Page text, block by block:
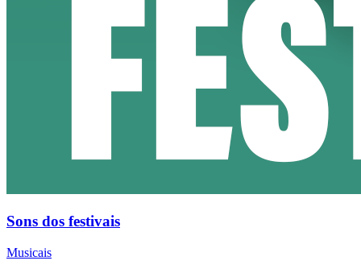
Sons dos festivais
Musicais